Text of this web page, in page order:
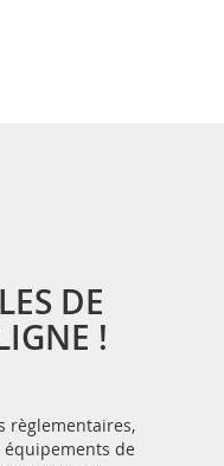
DE
!
règlementaires,
équipements de